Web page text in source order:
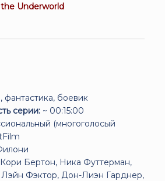
the Underworld
фантастика, боевик
серии: ~ 00:15:00
(многоголосый
Кори Бертон, Ника Футтерман,
Фэктор, Дон-Лиэн Гарднер,